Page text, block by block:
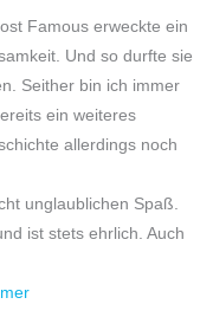
Famous erweckte ein
Und so durfte sie
Seither bin ich immer
ein weiteres
allerdings noch
unglaublichen Spaß.
ist stets ehrlich. Auch